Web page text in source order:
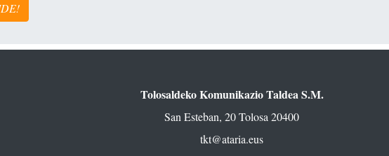
Tolosaldeko Komunikazio Taldea S.M.
San Esteban, 20 Tolosa 20400
tkt@ataria.eus